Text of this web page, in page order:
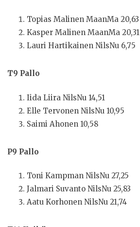
Topias Malinen MaanMa 20,63
Kasper Malinen MaanMa 20,31
Lauri Hartikainen NilsNu 6,75
T9 Pallo
Iida Liira NilsNu 14,51
Elle Tervonen NilsNu 10,95
Saimi Ahonen 10,58
P9 Pallo
Toni Kampman NilsNu 27,25
Jalmari Suvanto NilsNu 25,83
Aatu Korhonen NilsNu 21,74